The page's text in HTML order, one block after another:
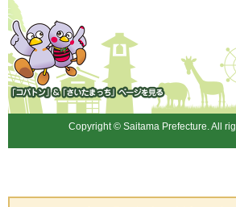
「コバトン」&「さいたまっ
ち」
Copyright © Saitama Prefecture. All